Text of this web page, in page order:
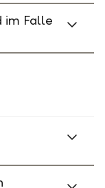
im Falle